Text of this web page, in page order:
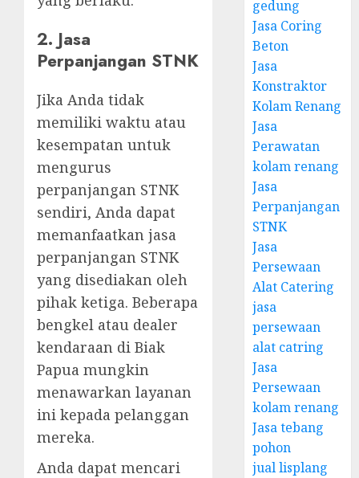
2. Jasa
Perpanjangan STNK
Jika Anda tidak
memiliki waktu atau
kesempatan untuk
mengurus
perpanjangan STNK
sendiri, Anda dapat
memanfaatkan jasa
perpanjangan STNK
yang disediakan oleh
pihak ketiga. Beberapa
bengkel atau dealer
kendaraan di Biak
Papua mungkin
menawarkan layanan
ini kepada pelanggan
mereka.
Anda dapat mencari
gedung
Jasa Coring
Beton
Jasa
Konstraktor
Kolam Renang
Jasa
Perawatan
kolam renang
Jasa
Perpanjangan
STNK
Jasa
Persewaan
Alat Catering
jasa
persewaan
alat catring
Jasa
Persewaan
kolam renang
Jasa tebang
pohon
jual lisplang